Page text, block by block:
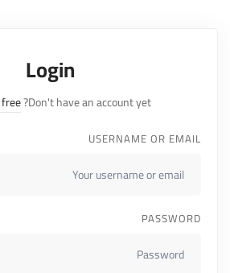
Login
Don't have an account yet?
USERNAME OR EMAIL
PASSWORD